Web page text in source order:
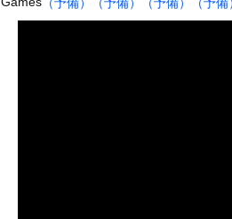
【画像】NHK女子アナさん、あずにゃんのあ